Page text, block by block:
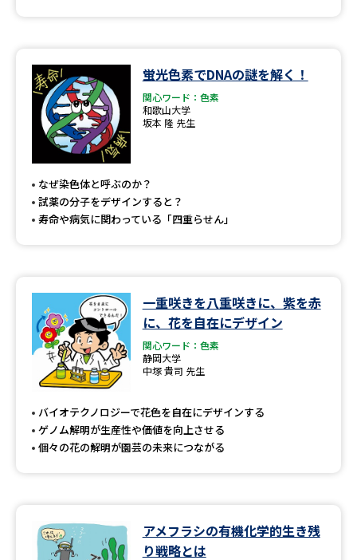
蛍光色素でDNAの謎を解く！
関心ワード：色素
和歌山大学
坂本 隆 先生
なぜ染色体と呼ぶのか？
試薬の分子をデザインすると？
寿命や病気に関わっている「四重らせん」
一重咲きを八重咲きに、紫を赤
に、花を自在にデザイン
関心ワード：色素
静岡大学
中塚 貴司 先生
バイオテクノロジーで花色を自在にデザインする
ゲノム解明が生産性や価値を向上させる
個々の花の解明が園芸の未来につながる
アメフラシの有機化学的生き残
り戦略とは